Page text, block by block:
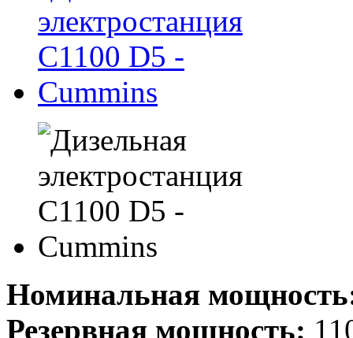
Номинальная
Резервная мощность: